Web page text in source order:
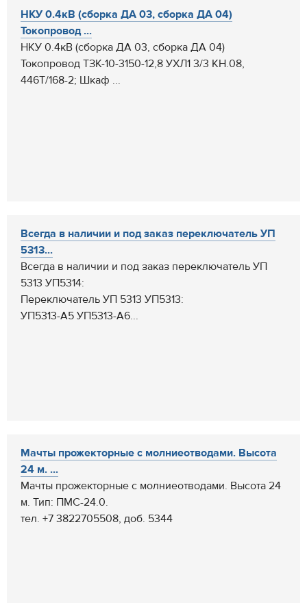
НКУ 0.4кВ (сборка ДА 03, сборка ДА 04)
Токопровод ...
НКУ 0.4кВ (сборка ДА 03, сборка ДА 04)
Токопровод ТЗК-10-3150-12,8 УХЛ1 3/3 КН.08,
446Т/168-2; Шкаф ...
Всегда в наличии и под заказ переключатель УП
5313...
Всегда в наличии и под заказ переключатель УП
5313 УП5314:
Переключатель УП 5313 УП5313:
УП5313-А5 УП5313-А6...
Мачты прожекторные с молниеотводами. Высота
24 м. ...
Мачты прожекторные с молниеотводами. Высота 24
м. Тип: ПМС-24.0.
тел. +7 3822705508, доб. 5344